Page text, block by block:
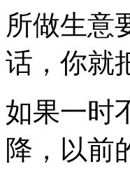
所做生意
话，你就
如果一时
降，以前